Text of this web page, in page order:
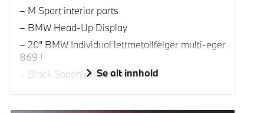
M Sport interior parts
BMW Head-Up Display
20" BMW Individual lettmetallfelger multi-eger
869 I
Black Sapphire metallic
Se alt innhold